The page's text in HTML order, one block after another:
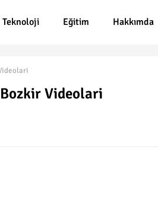
Teknoloji Eğitim Hakkımda
Videolari